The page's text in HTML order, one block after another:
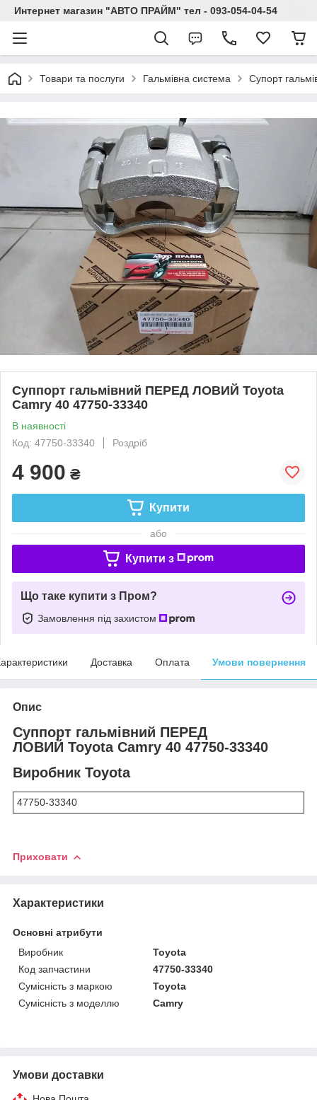
Интернет магазин "АВТО ПРАЙМ" тел - 093-054-04-54
Товари та послуги Гальмівна система Супорт
Суппорт гальмівний ПЕРЕД ЛОВИЙ Toyota
Camry 40 47750-33340
В наявності
Код: 47750-33340
Роздріб
4 900 ₴
Купити
або
Купити з
Що таке купити з Пром?
Замовлення під захистом
Доставка Оплата Умови повернення
Опис
Суппорт гальмівний ПЕРЕД
ЛОВИЙ Toyota Camry 40 47750-33340
Виробник Toyota
47750-33340
Приховати
Характеристики
Основні атрибути
Виробник
Toyota
Код запчастини
47750-33340
Сумісність з маркою
Toyota
Сумісність з моделлю
Camry
Умови доставки